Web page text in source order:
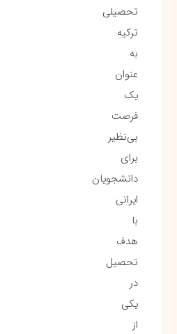
تحصیلی
ترکیه
به
عنوان
یک
فرصت
بی‌نظیر
برای
دانشجویان
ایرانی
با
هدف
تحصیل
در
یکی
از